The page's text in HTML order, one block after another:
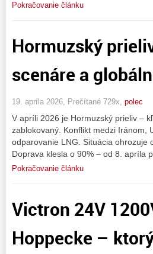
Pokračovanie článku
Hormuzský
scenáre a
19. apríla 2026, Prečítané 729x, polec
V apríli 2026 je Hormuzský prieliv –
zablokovaný. Konflikt medzi Iránom,
odparovanie LNG. Situácia ohrozuje
Doprava klesla o 90% – od 8. apríla
Pokračovanie článku
Victron 24V
Hoppecke –